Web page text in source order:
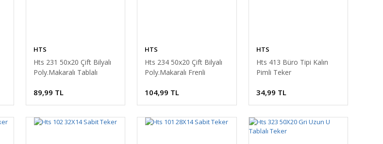
HTS
Hts 231 50x20 Çift Bilyalı
Poly.Makaralı Tablalı
89,99 TL
HTS
Hts 234 50x20 Çift Bilyalı
Poly.Makaralı Frenli
104,99 TL
HTS
Hts 413 Büro Tipi Kalın
Pimli Teker
34,99 TL